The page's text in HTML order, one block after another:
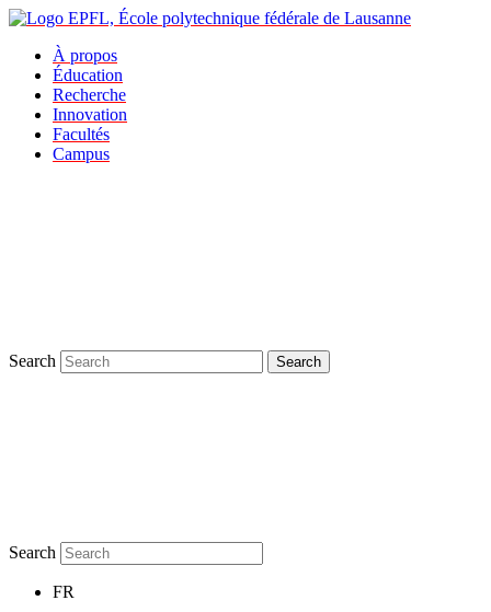
À propos
Éducation
Recherche
Innovation
Facultés
Campus
Search Search
Search
FR